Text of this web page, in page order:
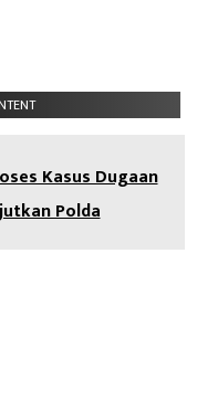
Kasus Dugaan
Polda